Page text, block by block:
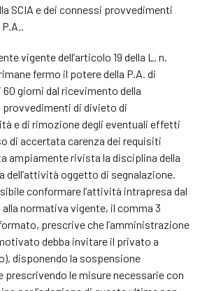
SCIA e dei connessi provvedimenti
vigente dell’articolo 19 della L. n.
fermo il potere della P.A. di
giorni dal ricevimento della
di divieto di
e di rimozione degli eventuali effetti
di accertata carenza dei requisiti
ampiamente rivista la disciplina della
dell’attività oggetto di segnalazione.
conformare l’attività intrapresa dal
normativa vigente, il comma 3
prescrive che l’amministrazione
debba invitare il privato a
disponendo la sospensione
prescrivendo le misure necessarie con